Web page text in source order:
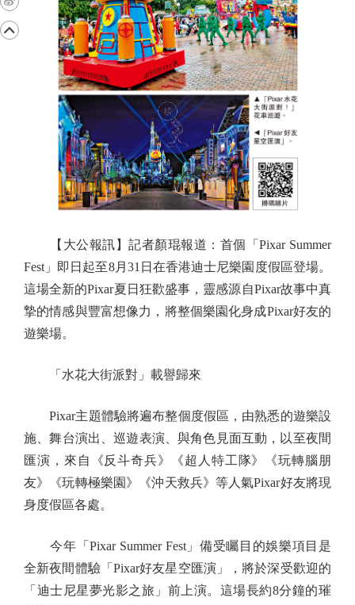
【大公報訊】記者顏琨報道：首個「Pixar Summer
Fest」即日起至8月31日在香港迪士尼樂園度假區登場。
這場全新的Pixar夏日狂歡盛事，靈感源自Pixar故事中真
摯的情感與豐富想像力，將整個樂園化身成Pixar好友的
遊樂場。
「水花大街派對」載譽歸來
Pixar主題體驗將遍布整個度假區，由熟悉的遊樂設
施、舞台演出、巡遊表演、與角色見面互動，以至夜間
匯演，來自《反斗奇兵》《超人特工隊》《玩轉腦朋
友》《玩轉極樂園》《沖天救兵》等人氣Pixar好友將現
身度假區各處。
今年「Pixar Summer Fest」備受矚目的娛樂項目是
全新夜間體驗「Pixar好友星空匯演」，將於深受歡迎的
「迪士尼星夢光影之旅」前上演。這場長約8分鐘的璀